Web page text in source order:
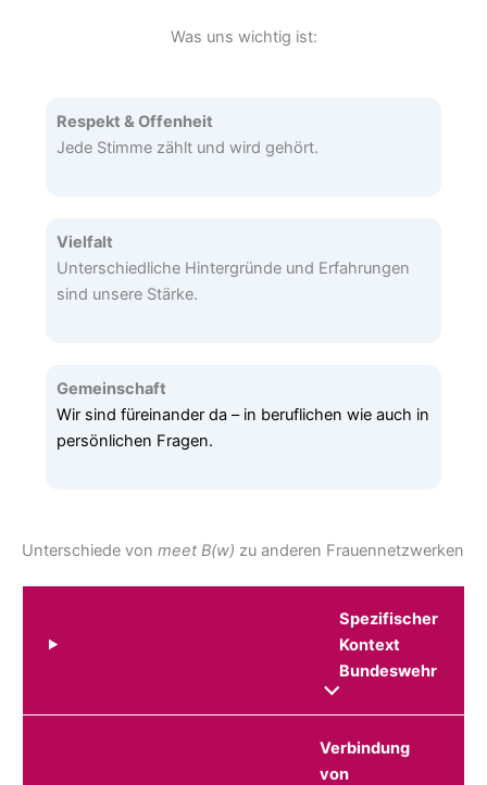
Was uns wichtig ist:
Respekt & Offenheit
Jede Stimme zählt und wird gehört.
Vielfalt
Unterschiedliche Hintergründe und Erfahrungen
sind unsere Stärke.
Gemeinschaft
Wir sind füreinander da – in beruflichen wie auch in
persönlichen Fragen.
Unterschiede von meet B(w) zu anderen Frauennetzwerken
Spezifischer
Kontext
Bundeswehr
Verbindung
von